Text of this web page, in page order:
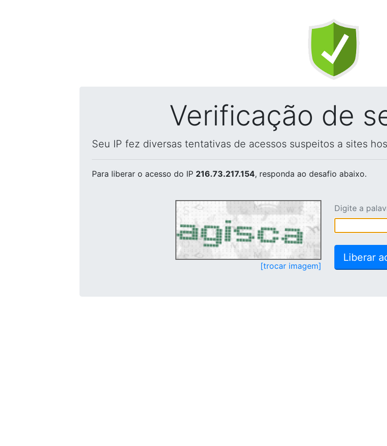
Verificação de
Seu IP fez diversas tentativas de acessos suspeitos a sites
Para liberar o acesso do IP 216.73.217.154, responda ao desafio abaixo.
[trocar imagem]
Digite a